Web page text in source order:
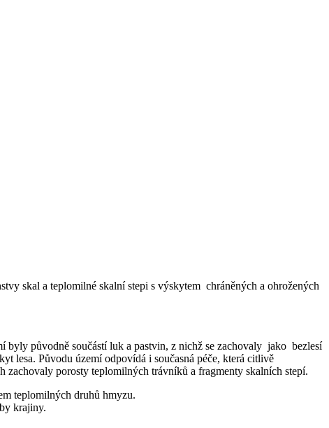
skal a teplomilné skalní stepi s výskytem chráněných a ohrožených
byly původně součástí luk a pastvin, z nichž se zachovaly jako bezlesí
lesa. Původu území odpovídá i současná péče, která citlivě
zachovaly porosty teplomilných trávníků a fragmenty skalních stepí.
teplomilných druhů hmyzu.
krajiny.